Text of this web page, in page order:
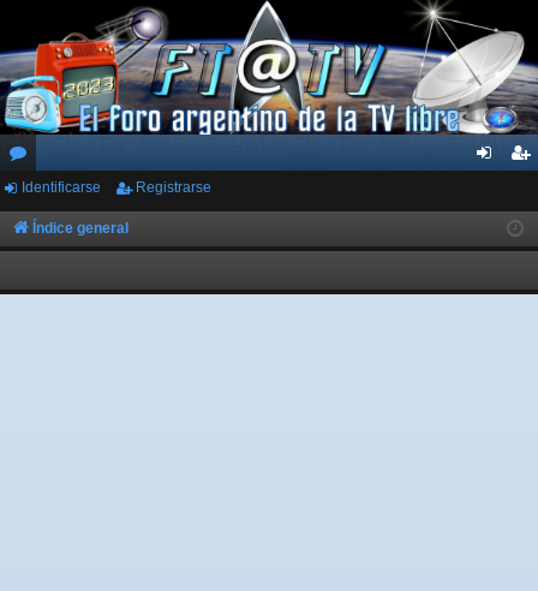
or
os
ar
ist
rs
Identificarse Registrarse
Índice general